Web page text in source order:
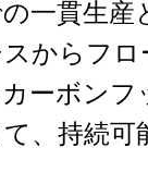
の一貫生
からフロ
ーボン
、持続